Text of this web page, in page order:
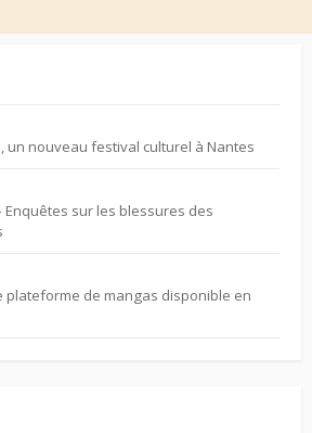
un nouveau festival culturel à Nantes
– Enquêtes sur les blessures des
plateforme de mangas disponible en